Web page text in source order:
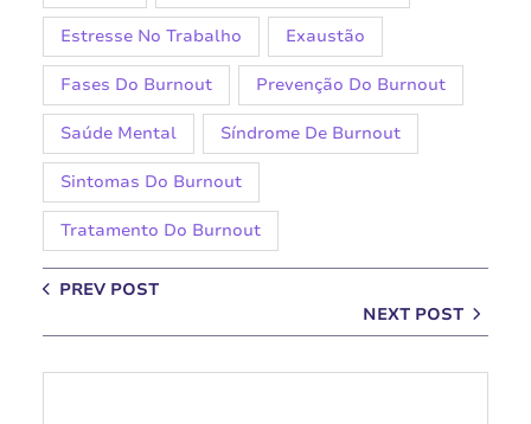
Estresse No Trabalho Exaustão
Fases Do Burnout Prevenção Do Burnout
Saúde Mental Síndrome De Burnout
Sintomas Do Burnout
Tratamento Do Burnout
PREV POST
NEXT POST